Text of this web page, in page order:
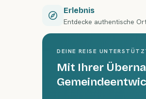
Erlebnis
Entdecke authentische
DEINE REISE
Mit Ihrer